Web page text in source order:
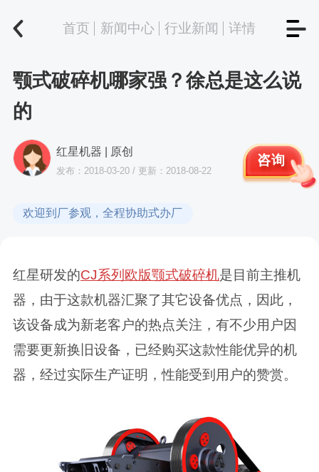
首页 新闻中心 行业新闻 详情
颚式破碎机哪家强？徐总是这么说
的
红星机器 | 原创
发布：2018-03-20 / 更新：2018-08-22
咨询
欢迎到厂参观，全程协助式办厂
红星研发的CJ系列欧版颚式破碎机是目前主推机
器，由于这款机器汇聚了其它设备优点，因此，
该设备成为新老客户的热点关注，有不少用户因
需要更新换旧设备，已经购买这款性能优异的机
器，经过实际生产证明，性能受到用户的赞赏。